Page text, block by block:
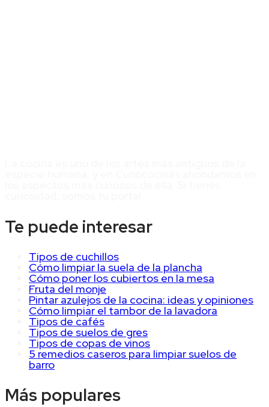
Te puede interesar
Tipos de cuchillos
Cómo limpiar la suela de la plancha
Cómo poner los cubiertos en la mesa
Fruta del monje
Pintar azulejos de la cocina: ideas y opiniones
Cómo limpiar el tambor de la lavadora
Tipos de cafés
Tipos de suelos de gres
Tipos de copas de vinos
5 remedios caseros para limpiar suelos de
barro
Más populares